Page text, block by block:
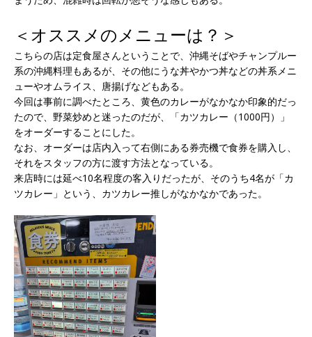
＜オススメのメニューは？＞
こちらの店は定食屋さんということで、沖縄そばやチャンプルー
系の沖縄料理もあるが、その他にうな丼やかつ丼などの丼系メニ
ューやオムライス、唐揚げなどもある。
今回は事前に調べたところ、黄色のカレーがなかなか印象的だっ
たので、野菜炒めと迷ったのだが、「カツカレー（1000円）」
をオーダーすることにした。
なお、オーダーは店内入って右側にある券売機で食券を購入し、
それをスタッフの方に渡す方法となっている。
来店時には延べ10名程度の客入りだったが、そのうち4名が「カ
ツカレー」という、カツカレー推しがなかなかであった。